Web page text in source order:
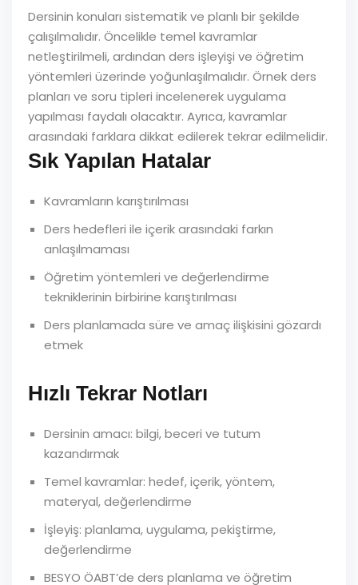
Dersinin konuları sistematik ve planlı bir şekilde
çalışılmalıdır. Öncelikle temel kavramlar
netleştirilmeli, ardından ders işleyişi ve öğretim
yöntemleri üzerinde yoğunlaşılmalıdır. Örnek ders
planları ve soru tipleri incelenerek uygulama
yapılması faydalı olacaktır. Ayrıca, kavramlar
arasındaki farklara dikkat edilerek tekrar edilmelidir.
Sık Yapılan Hatalar
Kavramların karıştırılması
Ders hedefleri ile içerik arasındaki farkın
anlaşılmaması
Öğretim yöntemleri ve değerlendirme
tekniklerinin birbirine karıştırılması
Ders planlamada süre ve amaç ilişkisini gözardı
etmek
Hızlı Tekrar Notları
Dersinin amacı: bilgi, beceri ve tutum
kazandırmak
Temel kavramlar: hedef, içerik, yöntem,
materyal, değerlendirme
İşleyiş: planlama, uygulama, pekiştirme,
değerlendirme
BESYO ÖABT’de ders planlama ve öğretim